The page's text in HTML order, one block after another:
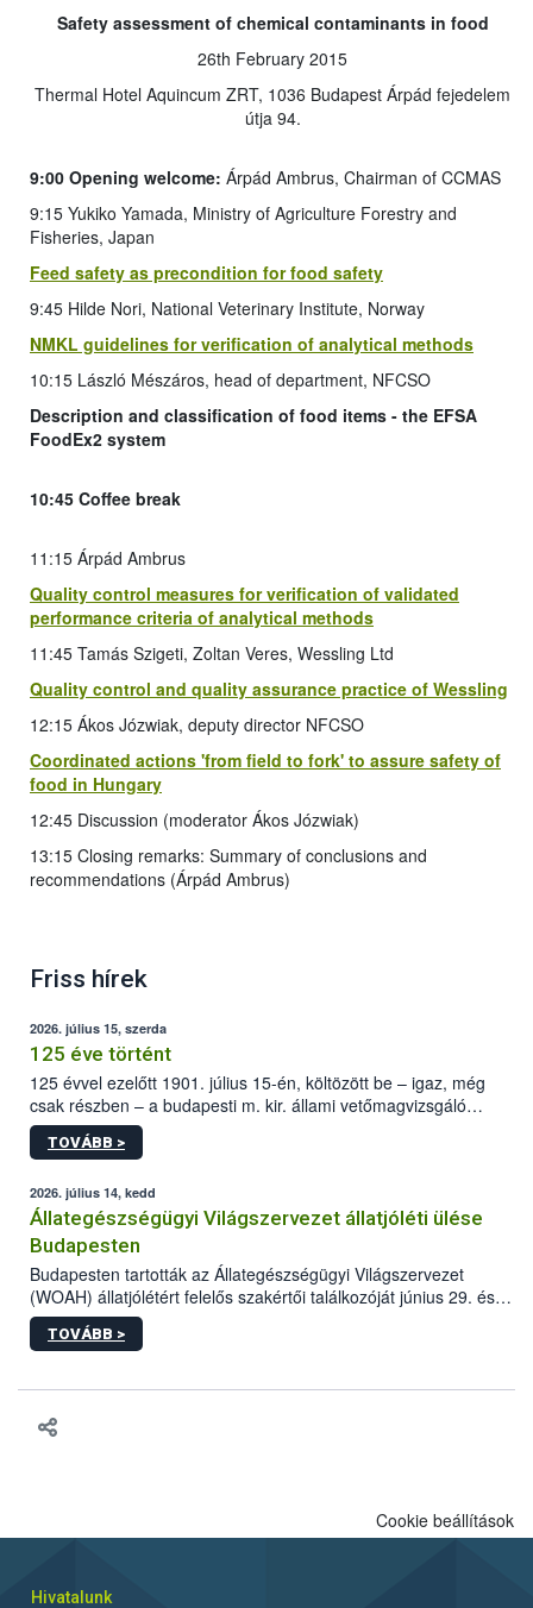
Safety assessment of chemical contaminants in food
26th February 2015
Thermal Hotel Aquincum ZRT, 1036 Budapest Árpád fejedelem
útja 94.
9:00 Opening welcome: Árpád Ambrus, Chairman of CCMAS
9:15 Yukiko Yamada, Ministry of Agriculture Forestry and
Fisheries, Japan
Feed safety as precondition for food safety
9:45 Hilde Nori, National Veterinary Institute, Norway
NMKL guidelines for verification of analytical methods
10:15 László Mészáros, head of department, NFCSO
Description and classification of food items - the EFSA
FoodEx2 system
10:45 Coffee break
11:15 Árpád Ambrus
Quality control measures for verification of validated
performance criteria of analytical methods
11:45 Tamás Szigeti, Zoltan Veres, Wessling Ltd
Quality control and quality assurance practice of Wessling
12:15 Ákos Józwiak, deputy director NFCSO
Coordinated actions 'from field to fork' to assure safety of
food in Hungary
12:45 Discussion (moderator Ákos Józwiak)
13:15 Closing remarks: Summary of conclusions and
recommendations (Árpád Ambrus)
Friss hírek
2026. július 15, szerda
125 éve történt
125 évvel ezelőtt 1901. július 15-én, költözött be – igaz, még
csak részben – a budapesti m. kir. állami vetőmagvizsgáló
állomás a Kis Rókus utca 15. szám alatti, Czigler Győző által
tervezett új épületébe.
TOVÁBB >
2026. július 14, kedd
Állategészségügyi Világszervezet állatjóléti ülése
Budapesten
Budapesten tartották az Állategészségügyi Világszervezet
(WOAH) állatjólétért felelős szakértői találkozóját június 29. és
július 2. között. Az Agrár- és Élelmiszergazdaságért Felelős
Minisztérium (AÉM) és a Nemzeti Élelmiszerlánc-biztonsági
gazdasági haszonállatok jólétének elősegítése volt az európai
meg tapasztalatait a gazdasági haszonállatok jólétének
TOVÁBB >
Cookie beállítások
Hivatalunk